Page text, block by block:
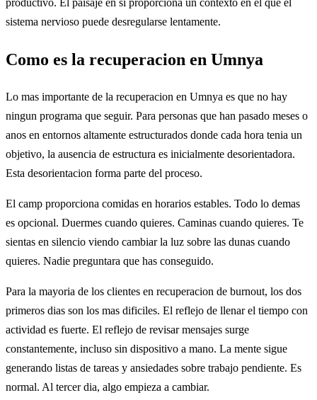
sistema nervioso puede desregularse lentamente.
Como es la recuperacion en Umnya
Lo mas importante de la recuperacion en Umnya es que no hay
ningun programa que seguir. Para personas que han pasado meses o
anos en entornos altamente estructurados donde cada hora tenia un
objetivo, la ausencia de estructura es inicialmente desorientadora.
Esta desorientacion forma parte del proceso.
El camp proporciona comidas en horarios estables. Todo lo demas
es opcional. Duermes cuando quieres. Caminas cuando quieres. Te
sientas en silencio viendo cambiar la luz sobre las dunas cuando
quieres. Nadie preguntara que has conseguido.
Para la mayoria de los clientes en recuperacion de burnout, los dos
primeros dias son los mas dificiles. El reflejo de llenar el tiempo con
actividad es fuerte. El reflejo de revisar mensajes surge
constantemente, incluso sin dispositivo a mano. La mente sigue
generando listas de tareas y ansiedades sobre trabajo pendiente. Es
normal. Al tercer dia, algo empieza a cambiar.